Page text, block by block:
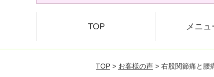
TOP メニュ
TOP > お客様の声 > 右股関節痛と腰